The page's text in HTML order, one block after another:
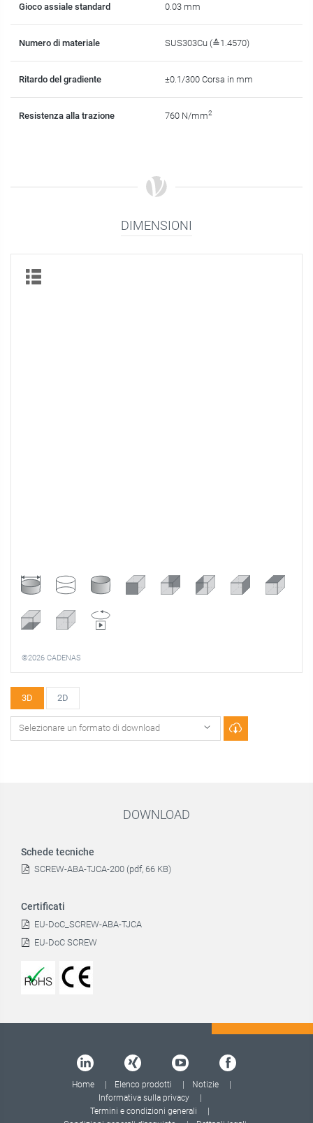
Gioco assiale standard 0.03 mm
Numero di materiale SUS303Cu (≙1.4570)
Ritardo del gradiente ±0.1/300 Corsa in mm
Resistenza alla trazione 760 N/mm2
DIMENSIONI
©2026 CADENAS
3D 2D
DOWNLOAD
Schede tecniche
SCREW-ABA-TJCA-200 (pdf, 66 KB)
Certificati
EU-DoC_SCREW-ABA-TJCA
EU-DoC SCREW
Home Elenco prodotti
Notizie
Informativa sulla privacy
Termini e condizioni generali